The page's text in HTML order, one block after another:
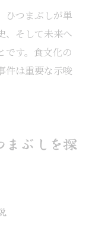
ひつまぶしが単
、そして未来へ
です。食文化の
件は重要な示唆
まぶしを探